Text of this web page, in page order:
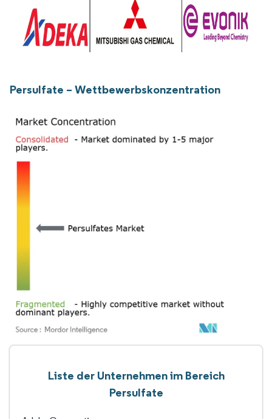
Persulfate – Wettbewerbskonzentration
Liste der Unternehmen im Bereich
Persulfate